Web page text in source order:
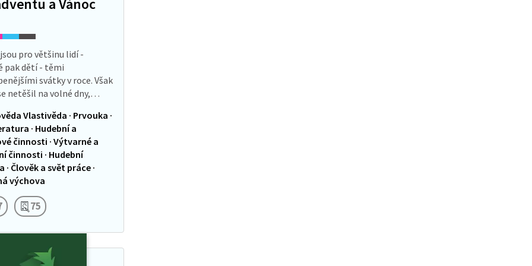
a Vánoc
pro většinu lidí -
pak dětí - těmi
svátky v roce. Však
netěšil na volné dny,
To všechno nás ale
Vlastivěda · Prvouka ·
· Hudební a
činnosti · Výtvarné a
činnosti · Hudební
· Člověk a svět práce ·
výchova
75